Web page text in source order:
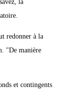
la
redonner à la
"De manière
et contingents